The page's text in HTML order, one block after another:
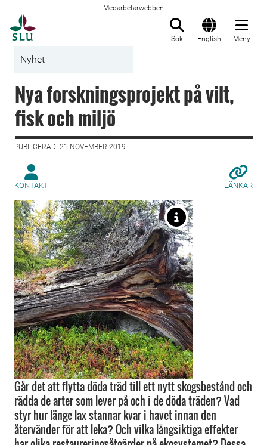
Medarbetarwebben
Sök English Meny
Nyhet
Nya forskningsprojekt på vilt,
fisk och miljö
PUBLICERAD: 21 NOVEMBER 2019
KONTAKT LÄNKAR
Går det att flytta döda träd till ett nytt skogsbestånd och
rädda de arter som lever på och i de döda träden? Vad
styr hur länge lax stannar kvar i havet innan den
återvänder för att leka? Och vilka långsiktiga effekter